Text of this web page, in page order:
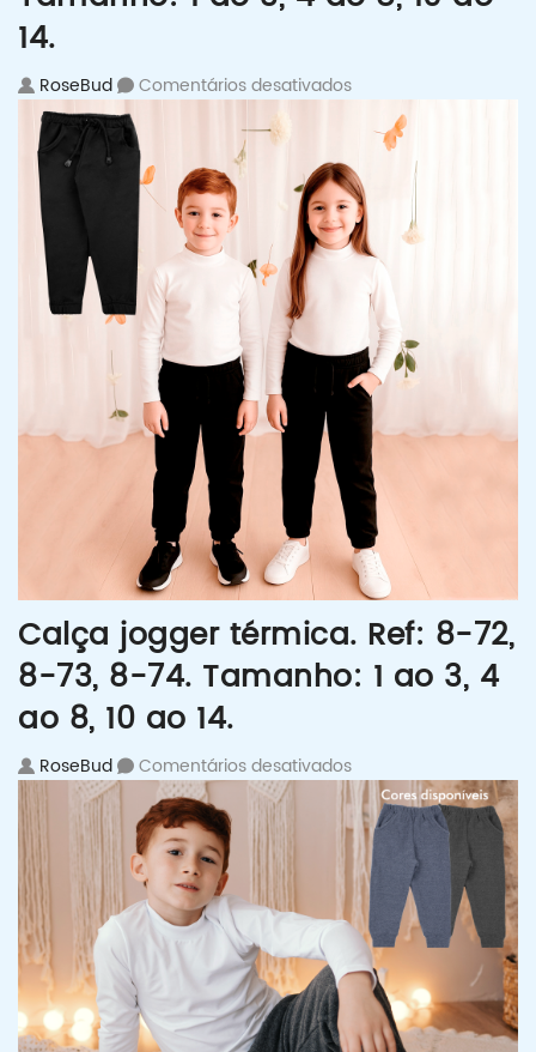
14.
RoseBud Comentários desativadosem Calça jogger
Calça jogger térmica. Ref: 8-72,
8-73, 8-74. Tamanho: 1 ao 3, 4
ao 8, 10 ao 14.
RoseBud Comentários desativadosem Calça jogger